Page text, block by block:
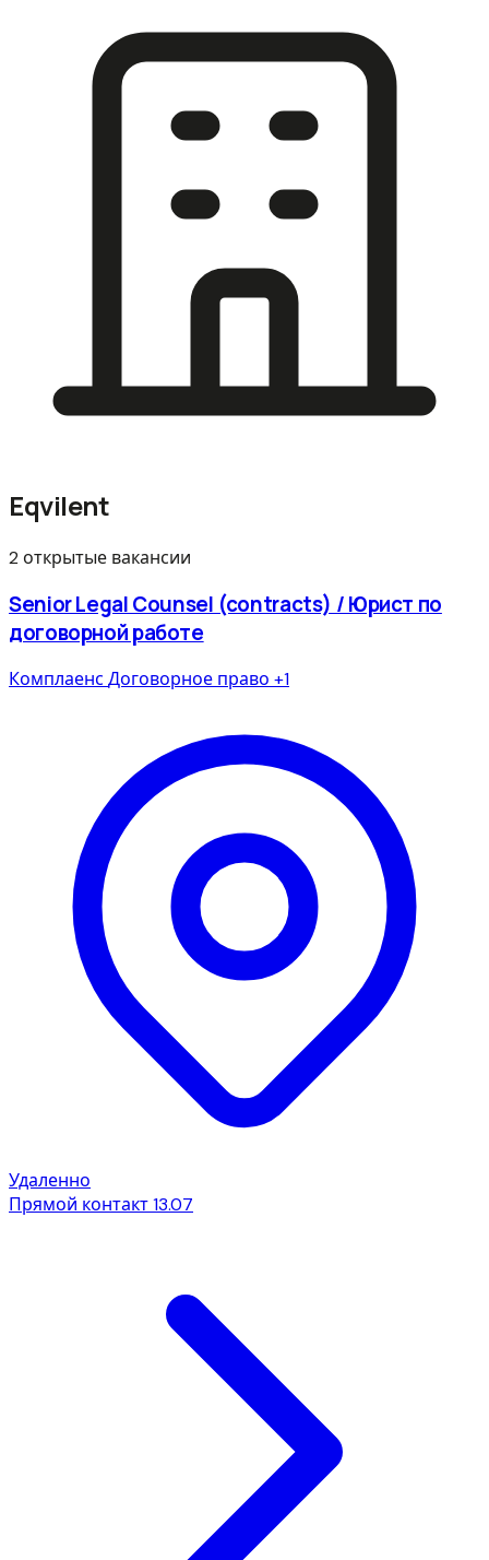
Eqvilent
2 открытые вакансии
Senior Legal Counsel (contracts) / Юрист по
договорной работе
Комплаенс Договорное право +1
Удаленно
Прямой контакт13.07